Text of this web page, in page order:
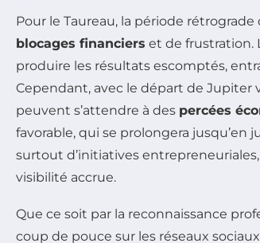
Pour le Taureau, la période
blocages financiers et de frustration.
produire les résultats escomptés,
Cependant, avec le départ de Jupiter
peuvent s’attendre à des percées
favorable, qui se prolongera jusqu’en
surtout d’initiatives
visibilité accrue.
Que ce soit par la reconnaissance
coup de pouce sur les réseaux